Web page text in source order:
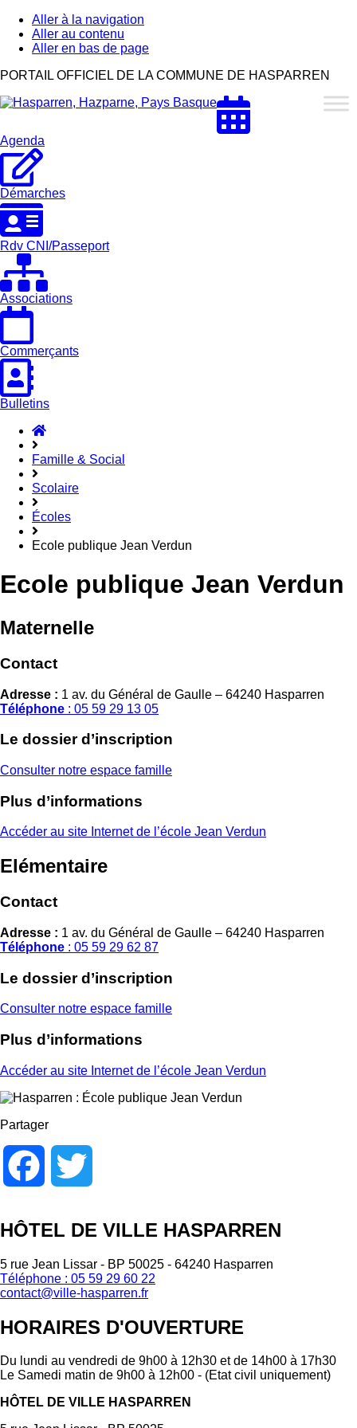
Aller à la navigation
Aller au contenu
Aller en bas de page
Hasparren,
Pays
PORTAIL OFFICIEL DE LA COMMUNE DE HASPARREN
Agenda
Démarches
Rdv CNI/Passeport
Associations
Commerçants
Bulletins
Accueil
Famille & Social
Scolaire
Écoles
Ecole publique Jean Verdun
Ecole publique Jean Verdun
Maternelle
Contact
Adresse : 1 av. du Général de Gaulle – 64240 Hasparren
Téléphone : 05 59 29 13 05
Le dossier d’inscription
Consulter notre espace famille
Plus d’informations
Accéder au site Internet de l’école Jean Verdun
Elémentaire
Contact
Adresse : 1 av. du Général de Gaulle – 64240 Hasparren
Téléphone : 05 59 29 62 87
Le dossier d’inscription
Consulter notre espace famille
Plus d’informations
Accéder au site Internet de l’école Jean Verdun
Partager
Facebook
HÔTEL DE VILLE HASPARREN
5 rue Jean Lissar - BP 50025 - 64240 Hasparren
Téléphone : 05 59 29 60 22
contact@ville-hasparren.fr
HORAIRES D'OUVERTURE
Du lundi au vendredi de 9h00 à 12h30 et de 14h00 à 17h30
Le Samedi matin de 9h00 à 12h00 - (Etat civil uniquement)
HÔTEL DE VILLE HASPARREN